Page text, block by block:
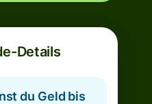
Details
du Geld bis